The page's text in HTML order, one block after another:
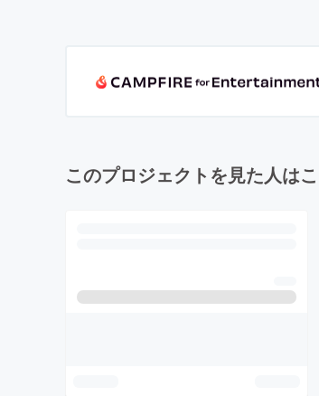
このプロジェクトを見た人は